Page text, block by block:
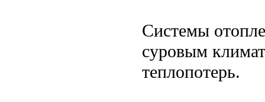
Системы
суровым
теплопотерь.